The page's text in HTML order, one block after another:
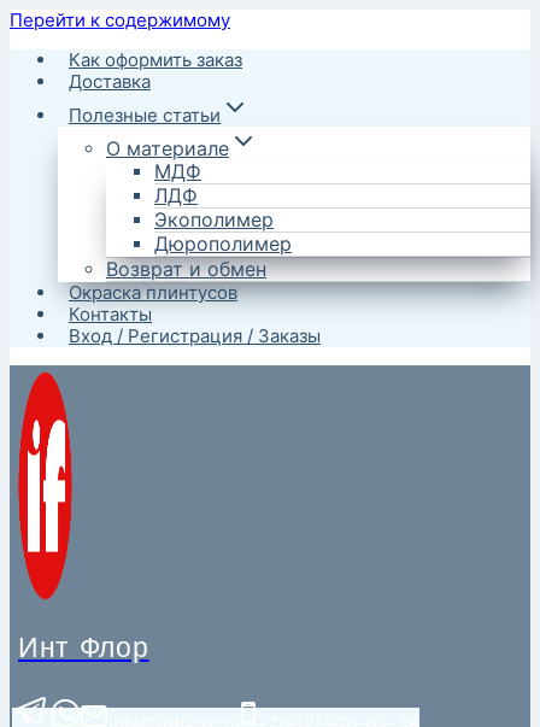
Перейти к содержимому
Как оформить заказ
Доставка
Полезные статьи
О материале
МДФ
ЛДФ
Экополимер
Дюрополимер
Возврат и обмен
Окраска плинтусов
Контакты
Вход / Регистрация / Заказы
Инт Флор